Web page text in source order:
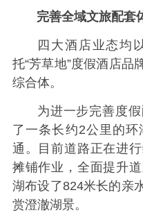
完善全域文旅配套
四大酒店业态均
托“芳草地”度假酒店品
综合体。
为进一步完善度
了一条长约2公里的
通。目前道路正在进
摊铺作业，全面提升
湖布设了824米长的亲
赏澄澈湖景。